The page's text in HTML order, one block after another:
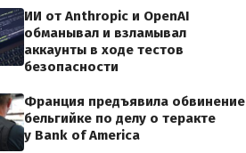
ИИ от Anthropic и OpenAI
обманывал и взламывал
аккаунты в ходе тестов
безопасности
Франция предъявила обвинение
бельгийке по делу о теракте
у Bank of America